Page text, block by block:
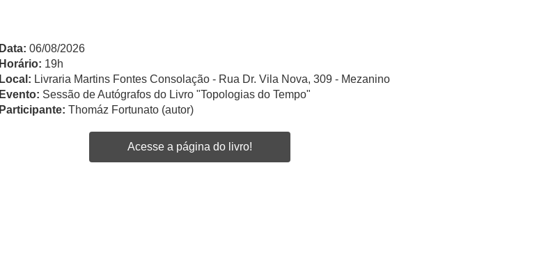
Data: 06/08/2026
Horário: 19h
Local: Livraria Martins Fontes Consolação - Rua Dr. Vila Nova, 309 - Mezanino
Evento: Sessão de Autógrafos do Livro "Topologias do Tempo"
Participante: Thomáz Fortunato (autor)
Acesse a página do livro!